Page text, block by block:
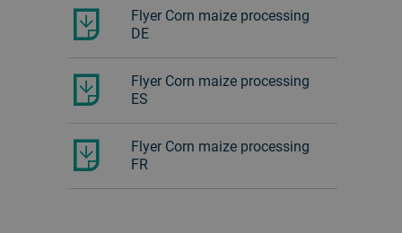
Flyer Corn maize processing
DE
Flyer Corn maize processing
ES
Flyer Corn maize processing
FR